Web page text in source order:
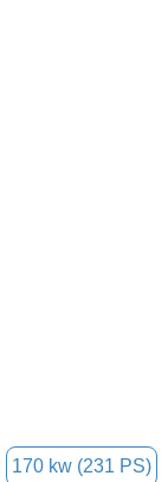
170 kw (231 PS)